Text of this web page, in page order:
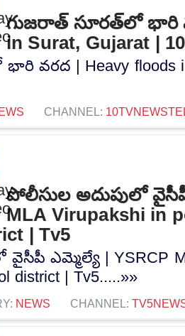
గుజరాత్‌ సూరత్‌లో భారి
in Surat, Gujarat |
వరద | Heavy floods
CHANNEL:
పోలీసుల అదుపులో
MLA Virupakshi in
| Tv5
ఎమ్మెల్యే | YSRCP
district | Tv5.....»»
NEWS CHANNEL: